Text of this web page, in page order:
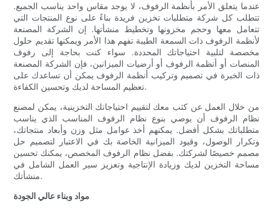
عندما يتعلق الأمر بأنظمة الرفوف، لا يوجد مقاس واحد يناسب الجميع.
تتطلب كل شركة متطلبات تخزين فريدة بناءً على نوع المنتجات التي
تتعامل معها وحجم مخزونها وتخطيط منشأتها. إن الشركة المصنعة
لأنظمة الرفوف ذات السمعة الطيبة تفهم هذا الأمر ويمكنها تقديم حلول
مخصصة لتلبية احتياجاتك المحددة. سواء كنت بحاجة إلى رفوف
المنصات أو أنظمة الرفوف أو أرضيات الميزانين، فإن الشركة المصنعة
ذات الخبرة في تصميم وتركيب أنظمة الرفوف يمكن أن تساعدك على
تعظيم المساحة لديك وتحسين الكفاءة.
من خلال العمل عن كثب معك لتقييم احتياجاتك التخزينية، يمكن لمصنع
نظام الرفوف أن يوصي بنوع نظام الرفوف المناسب الذي يناسب
متطلباتك بشكل أفضل. يمكنهم أخذ عوامل مثل وزن وأبعاد منتجاتك،
وتكرار الوصول، وقيود الميزانية الخاصة بك في الاعتبار لتصميم حل
مصمم خصيصًا لشركتك. بفضل نظام الرفوف المخصص، يمكنك تحسين
مساحة التخزين لديك وزيادة الإنتاجية وتعزيز سير العمل الشامل في
منشأتك.
مواد وبناء عالي الجودة